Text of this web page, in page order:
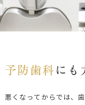
予防歯科にも
悪くなってからでは、